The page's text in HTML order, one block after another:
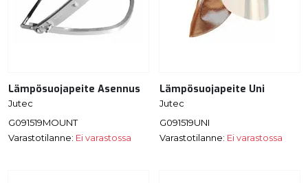
Lämpösuojapeite Asennus
Jutec
G091519MOUNT
Varastotilanne: Ei varastossa
Lämpösuojapeite Uni
Jutec
G091519UNI
Varastotilanne: Ei varastossa